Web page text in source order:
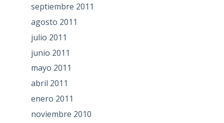
septiembre 2011
agosto 2011
julio 2011
junio 2011
mayo 2011
abril 2011
enero 2011
noviembre 2010